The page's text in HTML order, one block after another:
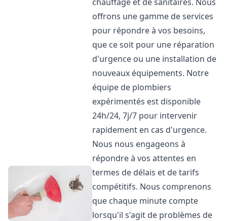
offrons une gamme de services
pour répondre à vos besoins,
que ce soit pour une réparation
d'urgence ou une installation de
nouveaux équipements. Notre
équipe de plombiers
expérimentés est disponible
24h/24, 7j/7 pour intervenir
rapidement en cas d'urgence.
Nous nous engageons à
répondre à vos attentes en
termes de délais et de tarifs
compétitifs. Nous comprenons
que chaque minute compte
lorsqu'il s'agit de problèmes de